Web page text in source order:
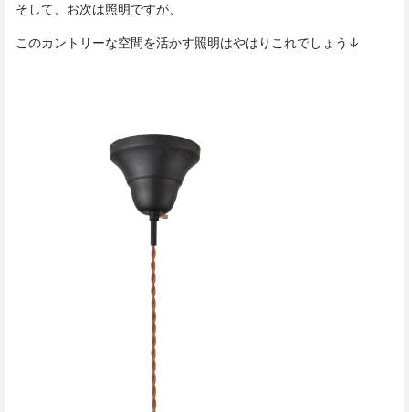
そして、お次は照明ですが、
このカントリーな空間を活かす照明はやはりこれでしょう↓